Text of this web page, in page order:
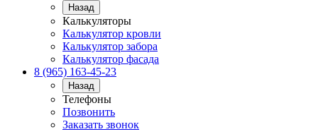
Назад
Калькуляторы
Калькулятор кровли
Калькулятор забора
Калькулятор фасада
8 (965) 163-45-23
Назад
Телефоны
Позвонить
Заказать звонок